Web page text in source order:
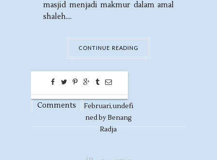
masjid menjadi makmur dalam amal
shaleh....
CONTINUE READING
0
Comments
26
Februari,undefi
ned byBenang
Radja